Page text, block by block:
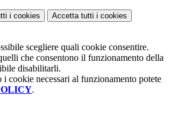
i cookies Accetta tutti i cookies
scegliere quali cookie consentire.
che consentono il funzionamento della
disabilitarli.
i cookie necessari al funzionamento potete
.